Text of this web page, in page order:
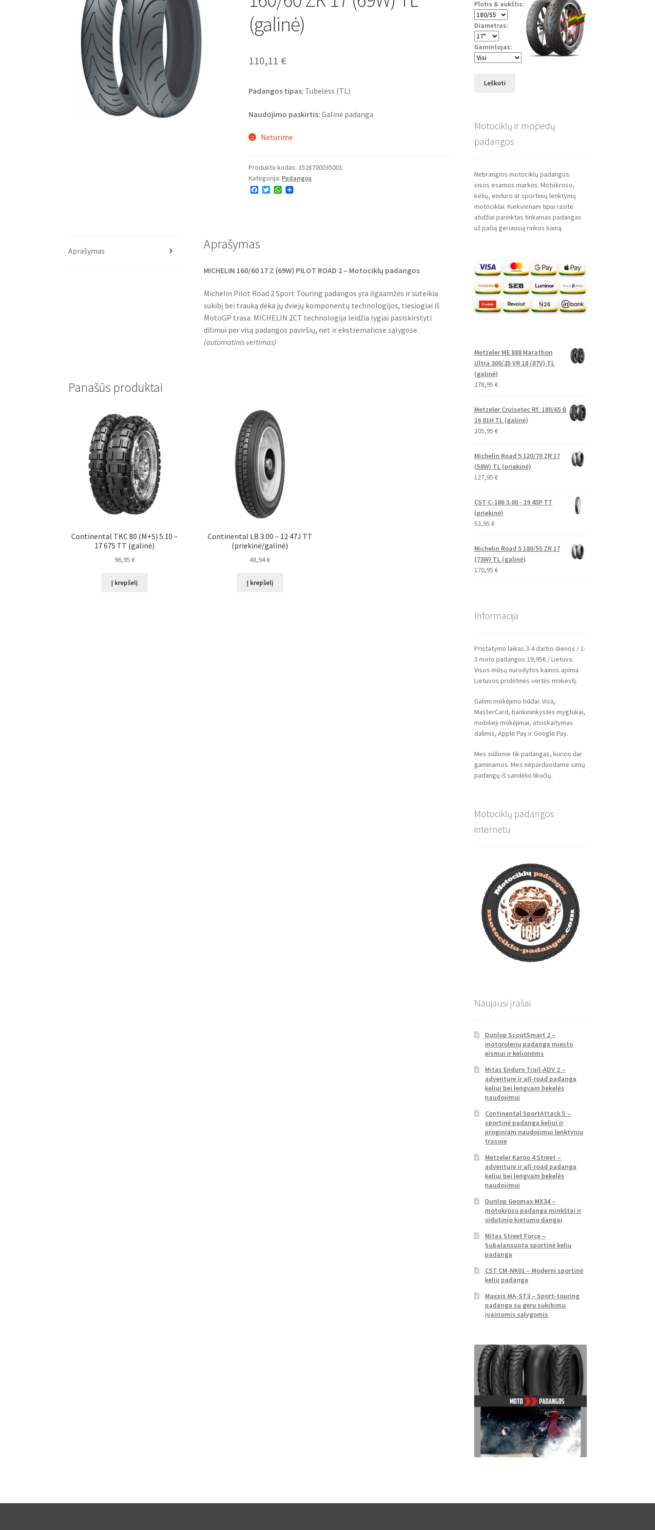
(galinė)
110,11 €
Padangos tipas: Tubeless (TL)
Naudojimo paskirtis: Galinė padanga
Neturime
Produkto kodas:3528700035001
Kategorija: Padangos
F
k
T
W
Aprašymas Aprašymas
MICHELIN 160/60 17 Z (69W) PILOT ROAD 2 – Motociklų padangos
Michelin Pilot Road 2 Sport Touring padangos yra ilgaamžės ir suteikia
sukibį bei trauką dėka jų dviejų komponentų technologijos, tiesiogiai iš
MotoGP trasa. MICHELIN 2CT technologija leidžia lygiai pasiskirstyti
dilimui per visą padangos paviršių, net ir ekstremaliose sąlygose.
(automatinis vertimas)
Panašūs produktai
Continental TKC 80 (M+S) 5.10 –
17 67S TT (galinė)
96,95 €
Į krepšelį
Continental LB 3.00 – 12 47J TT
(priekinė/galinė)
48,94€
Į krepšelį
Plotis & aukštis:
Diametras:
Gamintojas:
Leškoti
Motociklų ir mopedų
padangos
Nebrangios motociklų padangos:
visos esamos markės. Motokroso,
kelių, enduro ar sportinių lenktynių
motociklai. Kiekvienam tipui rasite
atidžiai parinktas tinkamas padangas
už pačią geriausią rinkos kainą.
Metzeler ME 888 Marathon
Ultra 300/35 VR 18 (87V) TL
(galinė)
278,95 €
Metzeler Cruisetec Rf. 180/65 B
16 81H TL (galinė)
205,95 €
Michelin Road 5 120/70 ZR 17
(58W) TL (priekinė)
127,95 €
CST C-186 3.00 - 19 45P TT
(priekinė)
53,95 €
Michelin Road 5 180/55 ZR 17
(73W) TL (galinė)
170,95 €
Informacija
Pristatymo laikas 3-4 darbo dienos / 1-
3 moto padangos 19,95€ / Lietuva.
Visos mūsų nurodytos kainos apima
Lietuvos pridėtinės vertės mokestį.
Galimi mokėjimo būdai: Visa,
MasterCard, bankininkystės mygtukai,
mobilieji mokėjimai, atsiskaitymas
dalimis, Apple Pay ir Google Pay.
Mes siūlome tik padangas, kurios dar
gaminamos. Mes neparduodame senų
padangų iš sandėlio likučių.
Motociklų padangos
internetu
Naujausi įrašai
Dunlop ScootSmart 2 –
motorolerių padanga miesto
eismui ir kelionėms
Mitas Enduro Trail-ADV 2 –
adventure ir all-road padanga
keliui bei lengvam bekelės
naudojimui
Continental SportAttack 5 –
sportinė padanga keliui ir
proginiam naudojimui lenktynių
trasoje
Metzeler Karoo 4 Street –
adventure ir all-road padanga
keliui bei lengvam bekelės
naudojimui
Dunlop Geomax MX34 –
motokroso padanga minkštai ir
vidutinio kietumo dangai
Mitas Street Force –
Subalansuota sportinė kelių
padanga
CST CM-NK01 – Moderni sportinė
kelių padanga
Maxxis MA-ST3 – Sport-touring
padanga su geru sukibimu
įvairiomis sąlygomis